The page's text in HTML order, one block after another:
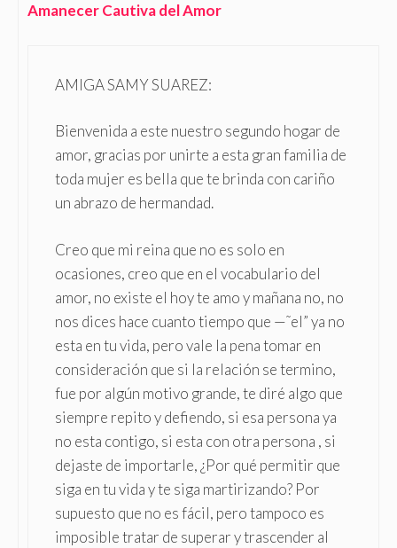
Amanecer Cautiva del Amor
AMIGA SAMY SUAREZ:
Bienvenida a este nuestro segundo hogar de
amor, gracias por unirte a esta gran familia de
toda mujer es bella que te brinda con cariño
un abrazo de hermandad.
Creo que mi reina que no es solo en
ocasiones, creo que en el vocabulario del
amor, no existe el hoy te amo y mañana no, no
nos dices hace cuanto tiempo que —˜el” ya no
esta en tu vida, pero vale la pena tomar en
consideración que si la relación se termino,
fue por algún motivo grande, te diré algo que
siempre repito y defiendo, si esa persona ya
no esta contigo, si esta con otra persona , si
dejaste de importarle, ¿Por qué permitir que
siga en tu vida y te siga martirizando? Por
supuesto que no es fácil, pero tampoco es
imposible tratar de superar y trascender al